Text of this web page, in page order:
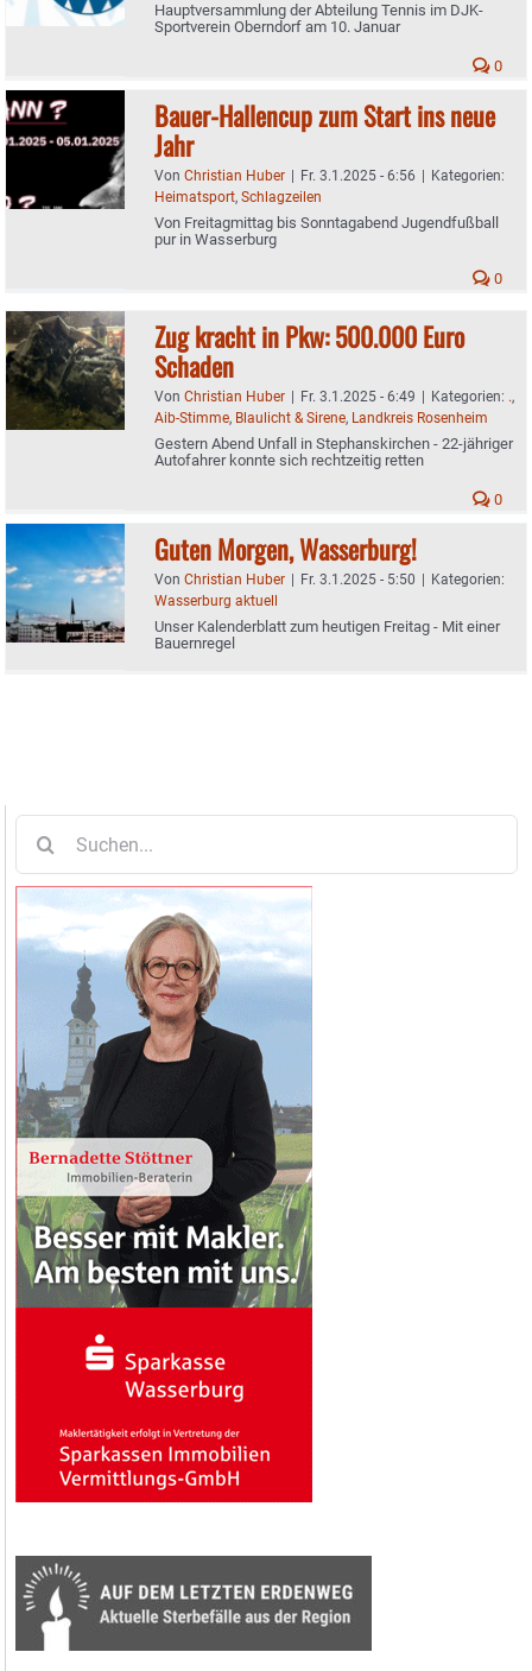
Hauptversammlung der Abteilung Tennis im DJK-
Sportverein Oberndorf am 10. Januar
0
Bauer-Hallencup zum Start ins neue
Jahr
Von Christian Huber | Fr. 3.1.2025 - 6:56 | Kategorien:
Heimatsport, Schlagzeilen
Von Freitagmittag bis Sonntagabend Jugendfußball
pur in Wasserburg
0
Zug kracht in Pkw: 500.000 Euro
Schaden
Von Christian Huber | Fr. 3.1.2025 - 6:49 | Kategorien: .,
Aib-Stimme, Blaulicht & Sirene, Landkreis Rosenheim
Gestern Abend Unfall in Stephanskirchen - 22-jähriger
Autofahrer konnte sich rechtzeitig retten
0
Guten Morgen, Wasserburg!
Von Christian Huber | Fr. 3.1.2025 - 5:50 | Kategorien:
Wasserburg aktuell
Unser Kalenderblatt zum heutigen Freitag - Mit einer
Bauernregel
nach: